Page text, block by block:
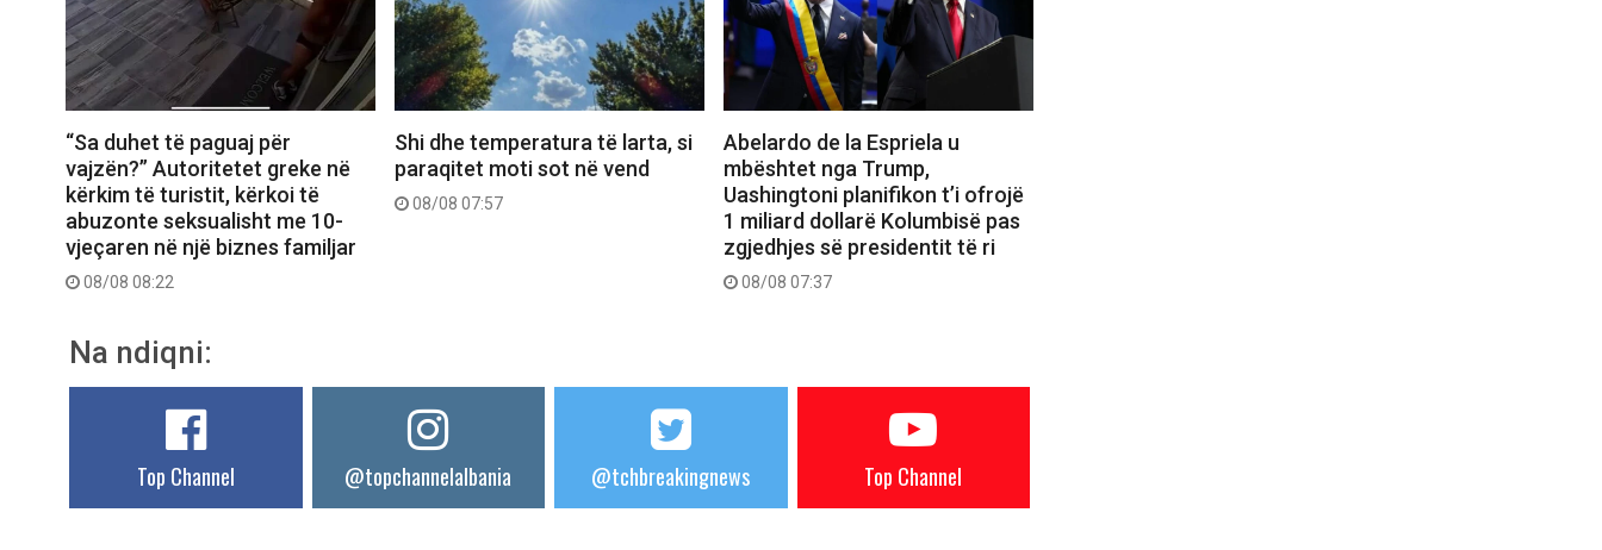
“Sa duhet të paguaj për
vajzën?” Autoritetet greke në
kërkim të turistit, kërkoi të
abuzonte seksualisht me 10-
vjeçaren në një biznes familjar
08/08 08:22
Shi dhe temperatura të larta, si
paraqitet moti sot në vend
08/08 07:57
Abelardo de la Espriela u
mbështet nga Trump,
Uashingtoni planifikon t’i ofrojë
1 miliard dollarë Kolumbisë pas
zgjedhjes së presidentit të ri
08/08 07:37
Na ndiqni:
Top Channel @topchannelalbania @tchbreakingnews Top Channel